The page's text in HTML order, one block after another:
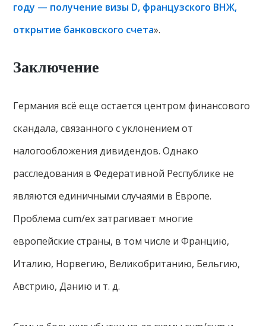
году — получение визы D, французского ВНЖ,
открытие банковского счета».
Заключение
Германия всё еще остается центром финансового
скандала, связанного с уклонением от
налогообложения дивидендов. Однако
расследования в Федеративной Республике не
являются единичными случаями в Европе.
Проблема cum/ex затрагивает многие
европейские страны, в том числе и Францию,
Италию, Норвегию, Великобританию, Бельгию,
Австрию, Данию и т. д.